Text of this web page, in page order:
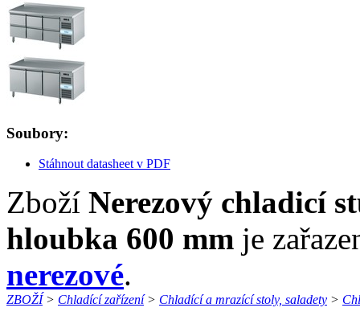
Soubory:
Stáhnout datasheet v PDF
Zboží Nerezový chladicí
hloubka 600 mm je
nerezové.
ZBOŽÍ> Chladící zařízení> Chladící a mrazící stoly, saladety >